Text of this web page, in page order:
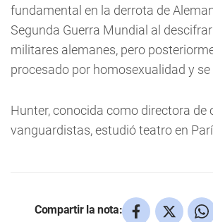
fundamental en la derrota de
Segunda Guerra Mundial al
militares alemanes, pero
procesado por homosexualidad y se
Hunter, conocida como directora de
vanguardistas, estudió teatro en
Compartir la nota: